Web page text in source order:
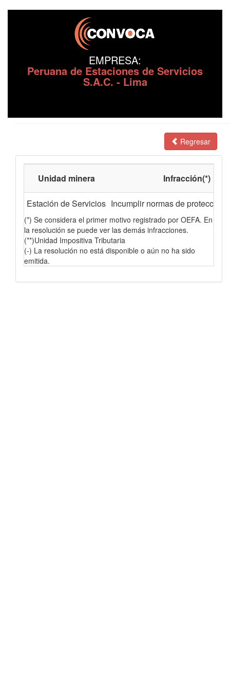
EMPRESA:
Peruana de Estaciones de Servicios
S.A.C. - Lima
Regresar
Unidad minera Infracción(*)
Estación de Servicios Incumplir normas de protección
(*) Se considera el primer motivo registrado por OEFA. En
la resolución se puede ver las demás infracciones.
(**)Unidad Impositiva Tributaria
(-) La resolución no está disponible o aún no ha sido
emitida.